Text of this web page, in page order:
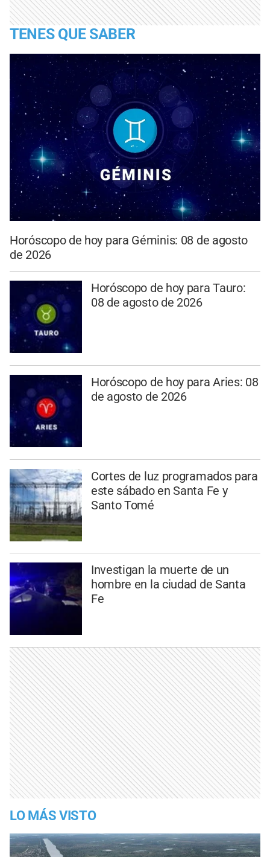
TENES QUE SABER
Horóscopo de hoy para Géminis: 08 de agosto
de 2026
Horóscopo de hoy para Tauro:
08 de agosto de 2026
Horóscopo de hoy para Aries: 08
de agosto de 2026
Cortes de luz programados para
este sábado en Santa Fe y
Santo Tomé
Investigan la muerte de un
hombre en la ciudad de Santa
Fe
LO MÁS VISTO